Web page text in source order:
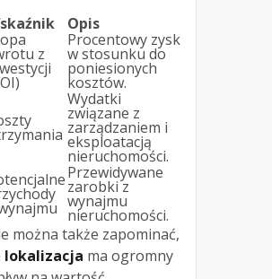
Opis
z
Procentowy zysk
w stosunku do
poniesionych
kosztów.
Wydatki
związane z
zarządzaniem i
eksploatacją
nieruchomości.
Przewidywane
zarobki z
wynajmu
nieruchomości.
można także zapominać,
lokalizacja ma ogromny